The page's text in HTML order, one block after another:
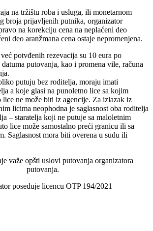
na tržištu roba i usluga, ili monetarnom
broja prijavljenih putnika, organizator
na korekciju cena na neplaćeni deo
deo aranžmana cena ostaje nepromenjena.
potvđenih rezevacija su 10 eura po
putovanja, kao i promena vile, računa
putuju bez roditelja, moraju imati
a koje glasi na punoletno lice sa kojim
lice ne može biti iz agencije. Za izlazak iz
licima neophodna je saglasnost oba roditelja
– staratelja koji ne putuje sa maloletnim
lice može samostalno preći granicu ili sa
Saglasnost mora biti overena u sudu ili
važe opšti uslovi putovanja organizatora
putovanja.
poseduje licencu OTP 194/2021